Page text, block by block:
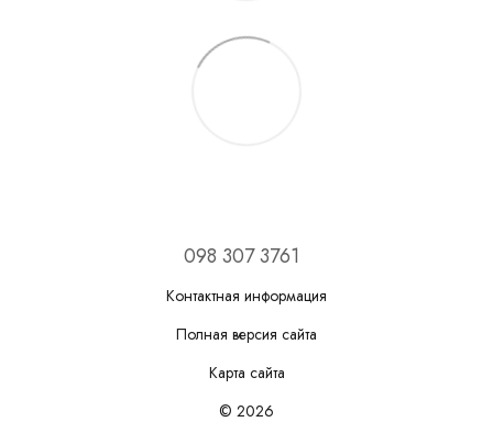
098 307 3761
Контактная информация
Полная версия сайта
Карта сайта
© 2026